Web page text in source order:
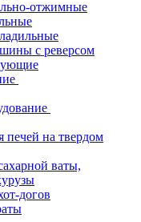
отжимные
с реверсом
печей на твердом
ваты,
догов